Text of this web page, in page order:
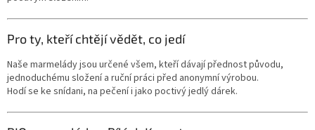
Pro ty, kteří chtějí vědět, co jedí
Naše marmelády jsou určené všem, kteří dávají přednost původu,
jednoduchému složení a ruční práci před anonymní výrobou.
Hodí se ke snídani, na pečení i jako poctivý jedlý dárek.